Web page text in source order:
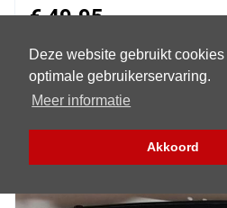
Deze website gebruikt
optimale gebruikerservaring.
Meer informatie
Akkoord
€ 49,95
MEHR